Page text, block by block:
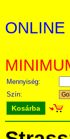
ONLINE
Mennyiség:
Szín:
Kosárba